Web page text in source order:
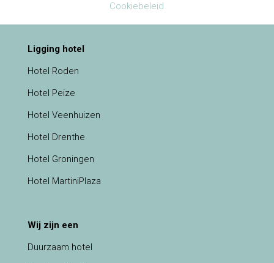
Cookiebeleid
Ligging hotel
Hotel Roden
Hotel Peize
Hotel Veenhuizen
Hotel Drenthe
Hotel Groningen
Hotel MartiniPlaza
Wij zijn een
Duurzaam hotel